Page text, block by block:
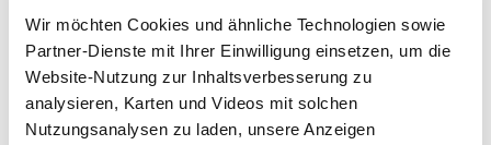
Wir möchten Cookies und ähnliche Technologien sowie
Partner-Dienste mit Ihrer Einwilligung einsetzen, um die
Website-Nutzung zur Inhaltsverbesserung zu
analysieren, Karten und Videos mit solchen
Nutzungsanalysen zu laden, unsere Anzeigen
ehrenamtliche Initiativen in den sozialen
Netzwerken/Gemeinwesen, die für Migrantinnen*Migranten
relevant sind (z.B. Ämter, Betriebe, Verbände, Kultur- und
Bildungseinrichtungen, Religionsgemeinschaften usw.),
einschließlich der Bevölkerung im Lebensumfeld der